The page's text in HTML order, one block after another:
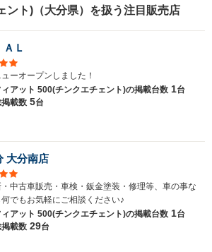
ント)（大分県）を扱う注目販売店
Ｌ
ューオープンしました！
ィアット 500(チンクエチェント)の掲載台数 1台
載数 5台
大分南店
中古車販売・車検・鈑金塗装・修理等、車の事な
何でもお気軽にご相談ください♪
ィアット 500(チンクエチェント)の掲載台数 1台
載数 29台